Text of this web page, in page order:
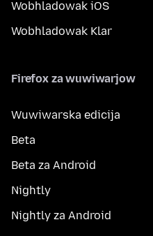
Wobhladowak iOS
Wobhladowak Klar
Firefox za wuwiwarjow
Wuwiwarska edicija
Beta
Beta za Android
Nightly
Nightly za Android